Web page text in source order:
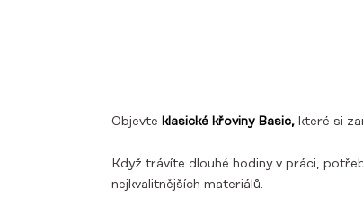
Objevte klasické křoviny Basic, které si
Když trávíte dlouhé hodiny v práci,
nejkvalitnějších materiálů.